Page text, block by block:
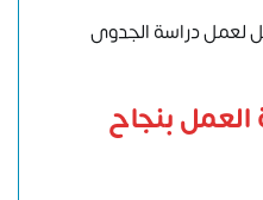
لعمل دراسة الجدوى
بنجاح